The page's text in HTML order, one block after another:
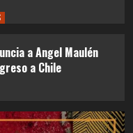
a Angel Maulén
a Chile